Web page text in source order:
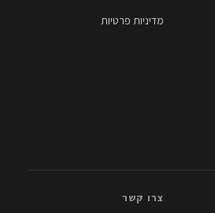
מדיניות פרטיות
צרו קשר